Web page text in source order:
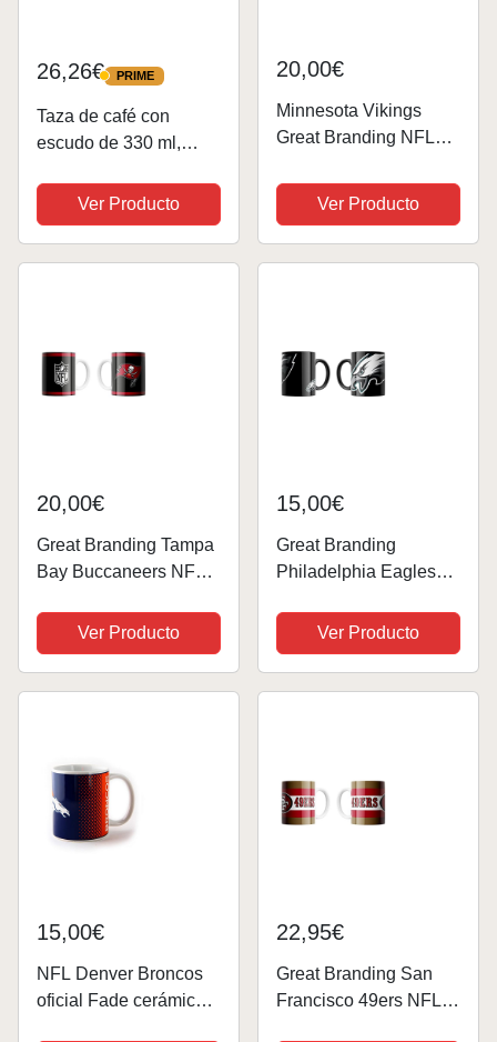
26,26€ PRIME
PRIME
Taza de café con
escudo de 330 ml,
Ver Producto
20,00€
Minnesota Vikings
Great Branding NFL
Ver Producto
20,00€
Great Branding Tampa
Bay Buccaneers NFL
Kickoff Tasse - Stück
Ver Producto
15,00€
Great Branding
Philadelphia Eagles
ml) Oversized Tasse -
Stück
Ver Producto
15,00€
NFL Denver Broncos
oficial Fade cerámica
22,95€
Great Branding San
Francisco 49ers NFL